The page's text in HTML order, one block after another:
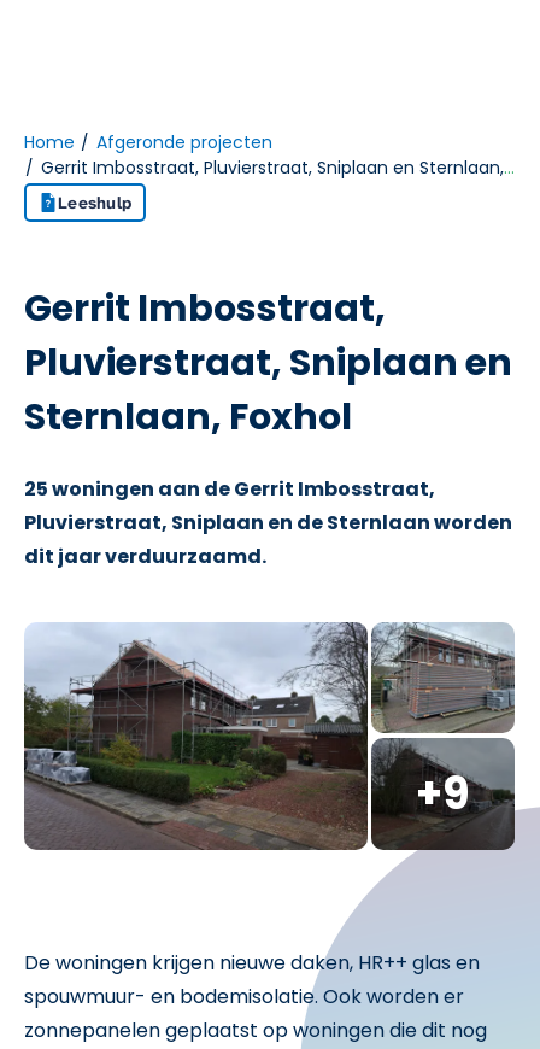
Naar hoofdinhoud
Naar hoofdnavigatiemenu
Naar zoeken
Home
Afgeronde projecten
Gerrit Imbosstraat, Pluvierstraat, Sniplaan en Sternlaan, Foxhol
Leeshulp
Gerrit Imbosstraat,
Pluvierstraat, Sniplaan en
Sternlaan, Foxhol
25 woningen aan de Gerrit Imbosstraat,
Pluvierstraat, Sniplaan en de Sternlaan worden
dit jaar verduurzaamd.
De woningen krijgen nieuwe daken, HR++ glas en
spouwmuur- en bodemisolatie. Ook worden er
zonnepanelen geplaatst op woningen die dit nog